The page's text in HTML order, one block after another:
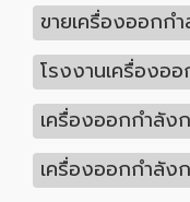
ขายเครื่องออกก
โรงงานเครื่องอ
เครื่องออกกำลัง
เครื่องออกกำลัง